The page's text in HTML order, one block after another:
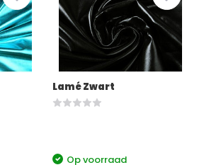
Lamé Zwart
Op voorraad